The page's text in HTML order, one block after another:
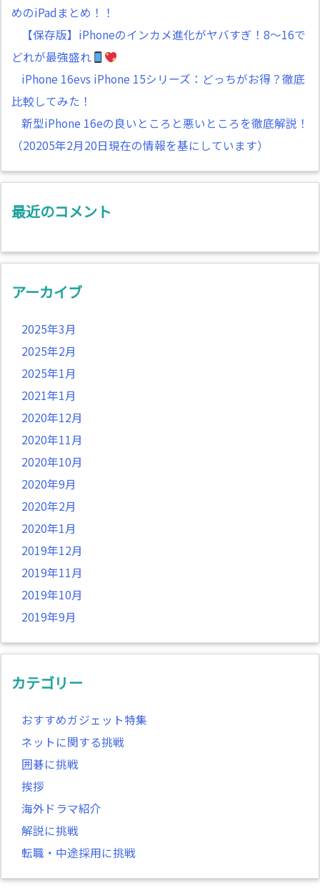
めのiPadまとめ！！
【保存版】iPhoneのインカメ進化がヤバすぎ！8～16で
どれが最強盛れ
iPhone 16evs iPhone 15シリーズ：どっちがお得？徹底
比較してみた！
新型iPhone 16eの良いところと悪いところを徹底解説！
（20205年2月20日現在の情報を基にしています）
最近のコメント
アーカイブ
2025年3月
2025年2月
2025年1月
2021年1月
2020年12月
2020年11月
2020年10月
2020年9月
2020年2月
2020年1月
2019年12月
2019年11月
2019年10月
2019年9月
カテゴリー
おすすめガジェット特集
ネットに関する挑戦
囲碁に挑戦
挨拶
海外ドラマ紹介
解説に挑戦
転職・中途採用に挑戦